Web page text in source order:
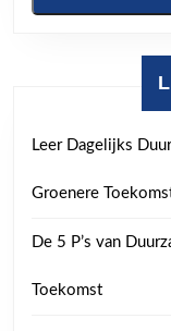
Leer Dagelijks
Groenere
De 5 P’s van
Toekomst